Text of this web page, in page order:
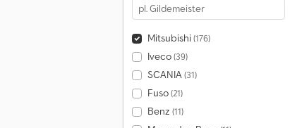
Mitsubishi(176)
Iveco(39)
SCANIA(31)
Fuso(21)
Benz (11)